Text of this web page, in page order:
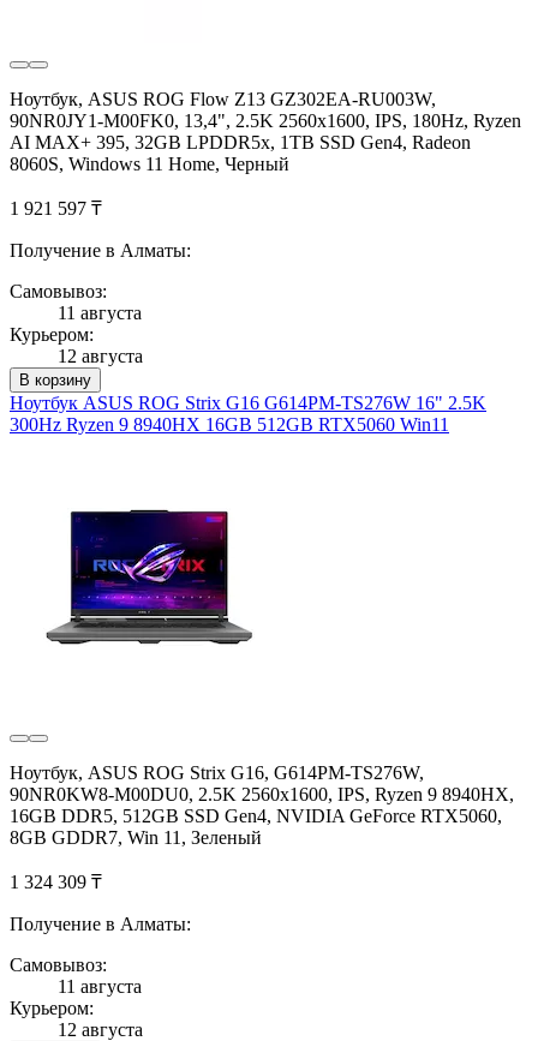
Ноутбук, ASUS ROG Flow Z13 GZ302EA-RU003W,
90NR0JY1-M00FK0, 13,4", 2.5K 2560x1600, IPS, 180Hz, Ryzen
AI MAX+ 395, 32GB LPDDR5x, 1TB SSD Gen4, Radeon
8060S, Windows 11 Home, Черный
1 921 597 ₸
Получение в Алматы:
Самовывоз:
11 августа
Курьером:
12 августа
В корзину
Ноутбук ASUS ROG Strix G16 G614PM-TS276W 16" 2.5K
300Hz Ryzen 9 8940HX 16GB 512GB RTX5060 Win11
Ноутбук, ASUS ROG Strix G16, G614PM-TS276W,
90NR0KW8-M00DU0, 2.5K 2560x1600, IPS, Ryzen 9 8940HX,
16GB DDR5, 512GB SSD Gen4, NVIDIA GeForce RTX5060,
8GB GDDR7, Win 11, Зеленый
1 324 309 ₸
Получение в Алматы:
Самовывоз:
11 августа
Курьером:
12 августа